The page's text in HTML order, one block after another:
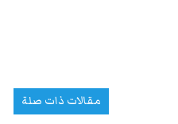
مقالات ذات صلة